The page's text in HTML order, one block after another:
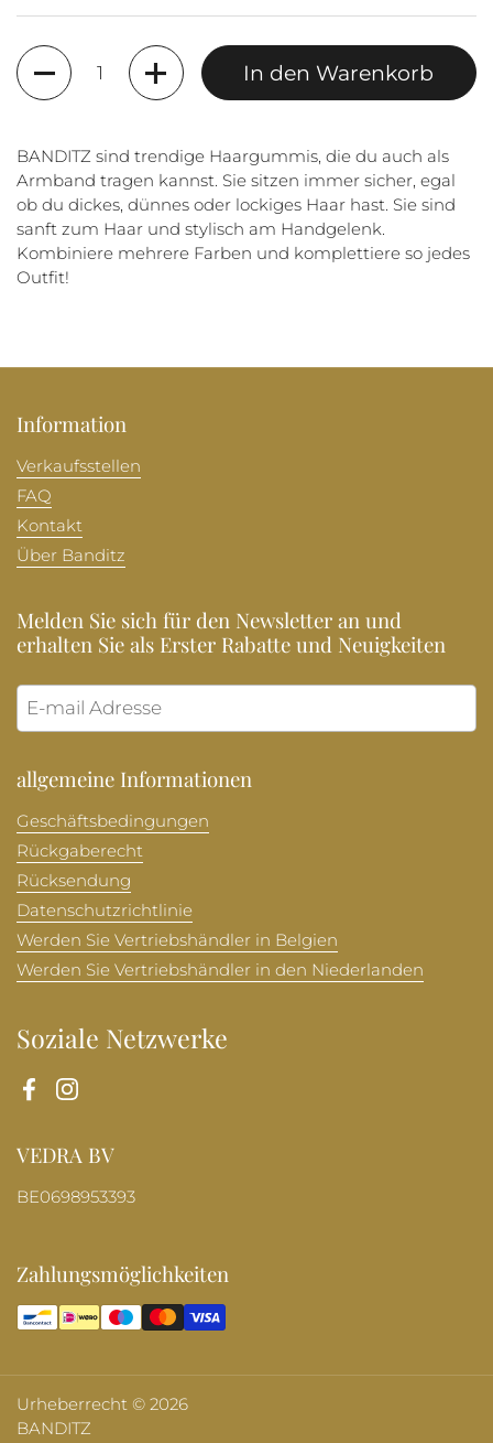
Anzahl
In den Warenkorb
BANDITZ sind trendige Haargummis, die du auch als
Armband tragen kannst. Sie sitzen immer sicher, egal
ob du dickes, dünnes oder lockiges Haar hast. Sie sind
sanft zum Haar und stylisch am Handgelenk.
Kombiniere mehrere Farben und komplettiere so jedes
Outfit!
Information
Verkaufsstellen
FAQ
Kontakt
Über Banditz
Melden Sie sich für den Newsletter an und
erhalten Sie als Erster Rabatte und Neuigkeiten
allgemeine Informationen
Geschäftsbedingungen
Rückgaberecht
Rücksendung
Datenschutzrichtlinie
Werden Sie Vertriebshändler in Belgien
Werden Sie Vertriebshändler in den Niederlanden
Soziale Netzwerke
FacebookInstagram
VEDRA BV
BE0698953393
Zahlungsmöglichkeiten
Urheberrecht © 2026
BANDITZ